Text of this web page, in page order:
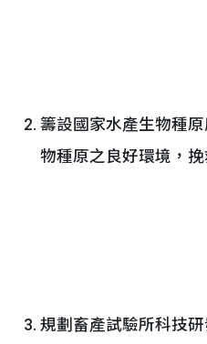
籌設國家水產生物種
物種原之良好環境，
規劃畜產試驗所科技